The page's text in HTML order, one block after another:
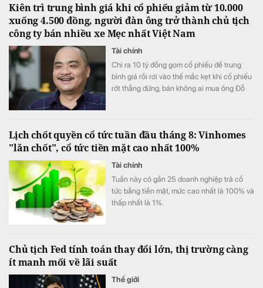
Kiên trì trung bình giá khi cổ phiếu giảm từ 10.000
xuống 4.500 đồng, người đàn ông trở thành chủ tịch
công ty bán nhiều xe Mẹc nhất Việt Nam
Tài chính
Chi ra 10 tỷ đồng gom cổ phiếu để trung
bình giá rồi rơi vào thế mắc kẹt khi cổ phiếu
rớt thẳng đứng, bán không ai mua ông Đỗ
Lịch chốt quyền cổ tức tuần đầu tháng 8: Vinhomes
"lăn chốt", cổ tức tiền mặt cao nhất 100%
Tài chính
Tuần này có gần 25 doanh nghiệp trả cổ
tức bằng tiền mặt, mức cao nhất là 100% và
thấp nhất là 1%.
Chủ tịch Fed tính toán thay đổi lớn, thị trường càng
ít manh mối về lãi suất
Thế giới